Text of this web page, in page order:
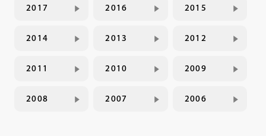
2017 2016 2015
2014 2013 2012
2011 2010 2009
2008 2007 2006